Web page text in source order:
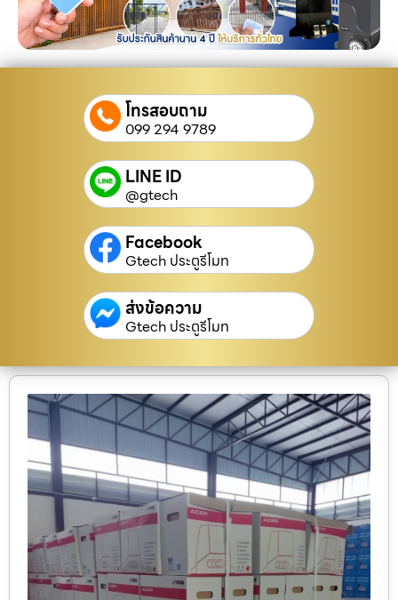
โทรสอบถาม
099 294 9789
LINE ID
@gtech
Facebook
Gtech ประตูรีโมท
ส่งข้อความ
Gtech ประตูรีโมท